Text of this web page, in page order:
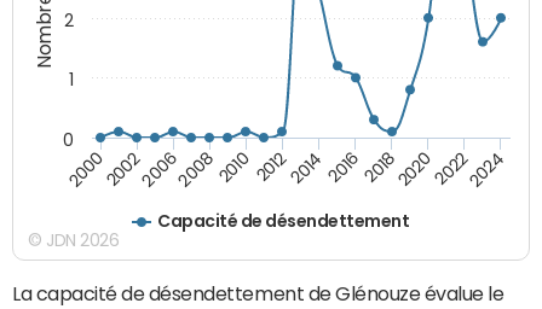
Capacité de désendettement
20002002200620082010 2012201420162018202020222024
0
1
2
© JDN 2026
La capacité de désendettement de Glénouze évalue le